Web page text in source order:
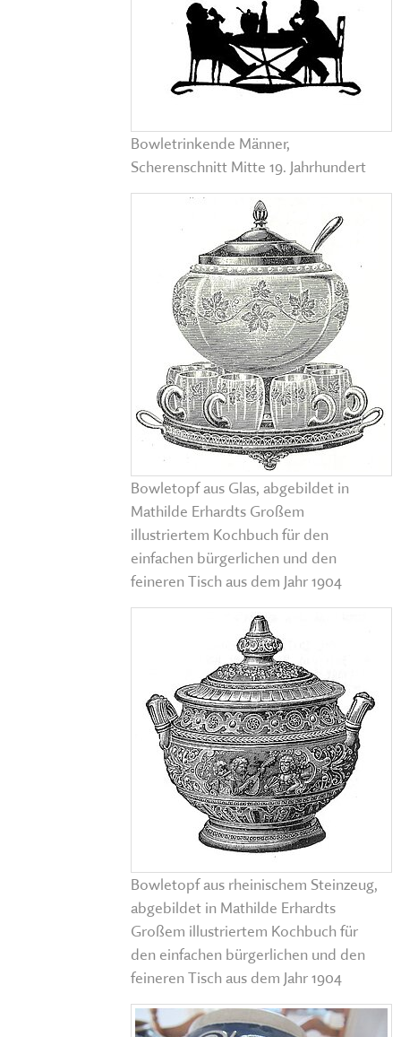
Bowletrinkende Männer,
Scherenschnitt Mitte 19. Jahrhundert
Bowletopf aus Glas, abgebildet in
Mathilde Erhardts Großem
illustriertem Kochbuch für den
einfachen bürgerlichen und den
feineren Tisch aus dem Jahr 1904
Bowletopf aus rheinischem Steinzeug,
abgebildet in Mathilde Erhardts
Großem illustriertem Kochbuch für
den einfachen bürgerlichen und den
feineren Tisch aus dem Jahr 1904